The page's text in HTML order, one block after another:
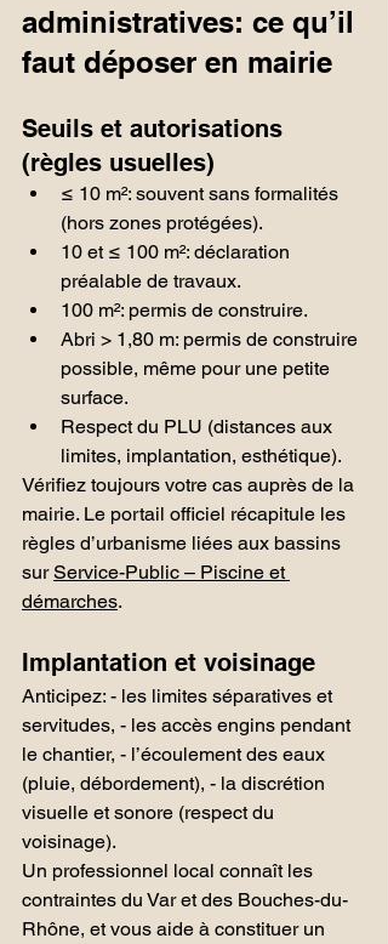
administratives: ce qu’il
faut déposer en mairie
Seuils et autorisations
(règles usuelles)
≤ 10 m²: souvent sans formalités
(hors zones protégées).
10 et ≤ 100 m²: déclaration
préalable de travaux.
100 m²: permis de construire.
Abri > 1,80 m: permis de construire
possible, même pour une petite
surface.
Respect du PLU (distances aux
limites, implantation, esthétique).
Vérifiez toujours votre cas auprès de la
mairie. Le portail officiel récapitule les
règles d’urbanisme liées aux bassins
sur Service-Public – Piscine et
démarches.
Implantation et voisinage
Anticipez: - les limites séparatives et
servitudes, - les accès engins pendant
le chantier, - l’écoulement des eaux
(pluie, débordement), - la discrétion
visuelle et sonore (respect du
voisinage).
Un professionnel local connaît les
contraintes du Var et des Bouches-du-
Rhône, et vous aide à constituer un